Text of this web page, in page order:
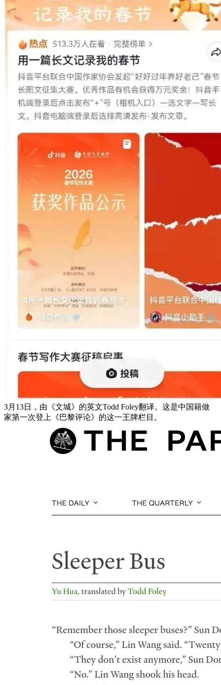
3月13日，由《文城》的英文Todd Foley翻译。这是中国籍做
家第一次登上《巴黎评论》的这一王牌栏目。